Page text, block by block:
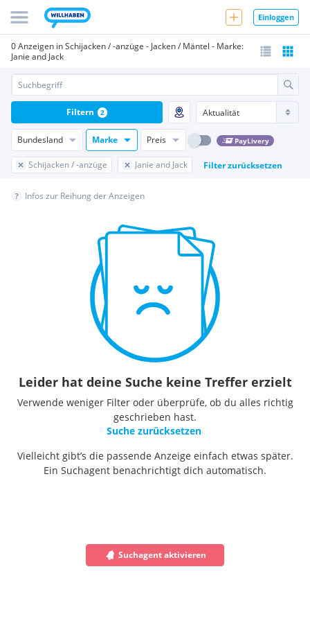
Einloggen
0 Anzeigen in Schijacken / -anzüge - Jacken / Mäntel - Marke:
Janie and Jack
Bundesland Marke Preis PayLivery
Schijacken / -anzüge Janie and Jack Filter zurücksetzen
Filtern 2
Infos zur Reihung der Anzeigen
Leider hat deine Suche keine Treffer erzielt
Verwende weniger Filter oder überprüfe, ob du alles richtig
geschrieben hast.
Suche zurücksetzen
Vielleicht gibt’s die passende Anzeige einfach etwas später.
Ein Suchagent benachrichtigt dich automatisch.
Suchagent aktivieren